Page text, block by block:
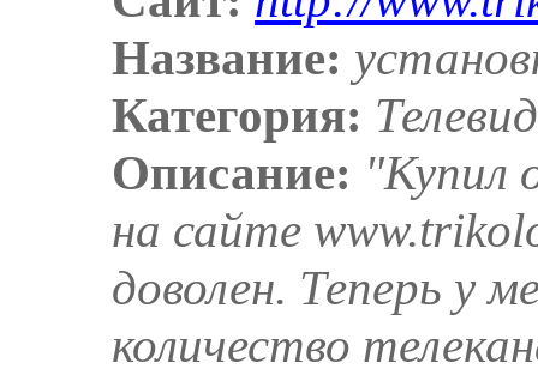
Название:
Категория:
Описание: "Купил
на сайте
доволен. Теперь у
количество